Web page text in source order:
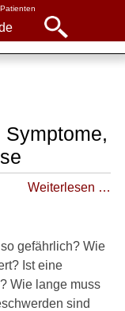
Weiterlesen …
gefährlich? Wie
Ist eine
Wie lange muss
sind